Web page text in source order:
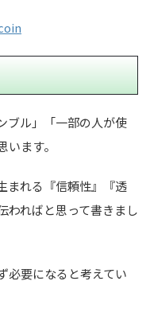
ブル」「一部の人が使
ます。
まれる『信頼性』『透
わればと思って書きまし
必要になると考えてい